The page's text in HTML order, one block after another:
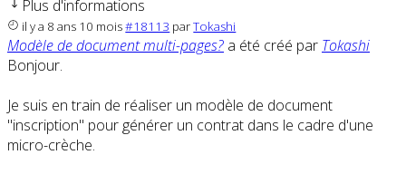
Plus d'informations
il y a 8 ans 10 mois#18113 parTokashi
Modèle de document multi-pages? a été créé par Tokashi
Bonjour.
Je suis en train de réaliser un modèle de document
"inscription" pour générer un contrat dans le cadre d'une
micro-crèche.